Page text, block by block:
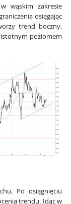
wąskim zakresie
osiągając
trend boczny.
poziomem
Po osiągnięciu
trendu. Idąc w